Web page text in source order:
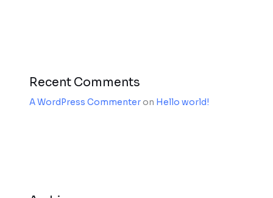
Recent Comments
A WordPress Commenteron Hello world!